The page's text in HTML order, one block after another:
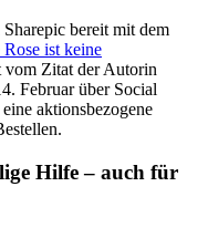
bereit mit dem
ist keine
vom Zitat der Autorin
Februar über Social
aktionsbezogene
Hilfe – auch für